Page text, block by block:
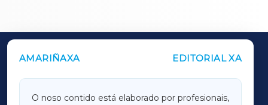
AMARIÑAXA EDITORIAL XA
O noso contido está elaborado por profesionais,
OUTROS PERIÓDICOS